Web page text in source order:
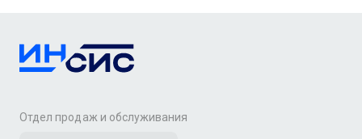
Отдел продаж и обслуживания